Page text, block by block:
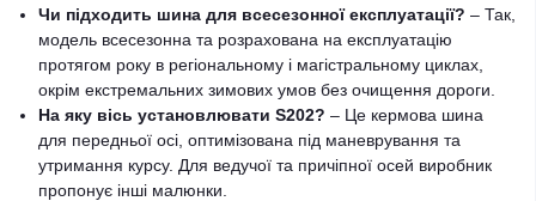
Чи підходить шина для всесезонної експлуатації? – Так,
модель всесезонна та розрахована на експлуатацію
протягом року в регіональному і магістральному циклах,
окрім екстремальних зимових умов без очищення дороги.
На яку вісь установлювати S202? – Це кермова шина
для передньої осі, оптимізована під маневрування та
утримання курсу. Для ведучої та причіпної осей виробник
пропонує інші малюнки.